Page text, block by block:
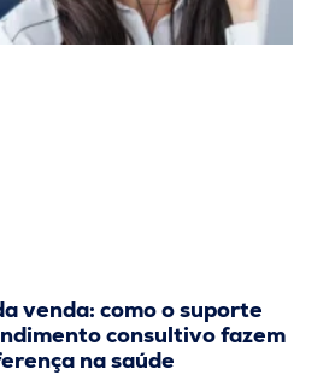
venda: como o suporte
consultivo fazem
na saúde